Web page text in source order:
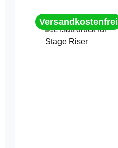
Versandkostenfrei